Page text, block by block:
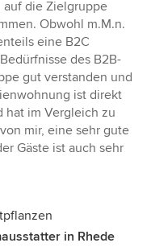
auf die Zielgruppe
Obwohl m.M.n.
eine B2C
des B2B-
gut verstanden und
ist direkt
hat im Vergleich zu
mir, eine sehr gute
Gäste ist auch sehr
in Rhede